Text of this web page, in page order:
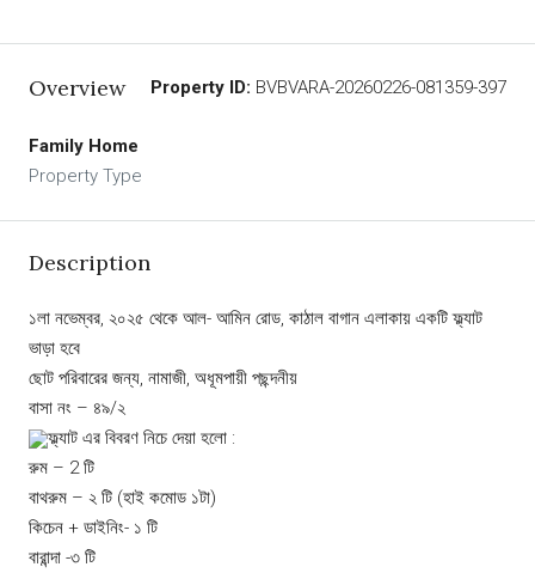
Overview Property ID: BVBVARA-20260226-081359-397
Family Home
Property Type
Description
১লা নভেম্বর, ২০২৫ থেকে আল- আমিন রোড, কাঠাল বাগান এলাকায় একটি ফ্ল্যাট
ভাড়া হবে
ছোট পরিবারের জন্য, নামাজী, অধূমপায়ী পছন্দনীয়
বাসা নং – ৪৯/২
ফ্ল্যাট এর বিবরণ নিচে দেয়া হলো :
রুম – 2 টি
বাথরুম – ২ টি (হাই কমোড ১টা)
কিচেন + ডাইনিং- ১ টি
বারান্দা -৩ টি